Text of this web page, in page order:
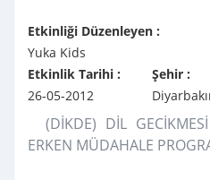
Etkinliği Düzenleyen :
Yuka Kids
Etkinlik Tarihi :
26-05-2012
Şehir :
(DİKDE) DİL
ERKEN MÜDAHALE